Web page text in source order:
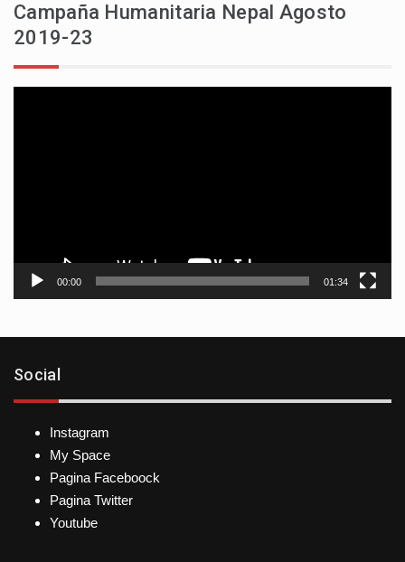
Campaña Humanitaria Nepal Agosto
2019-23
00:00 01:34
Social
Instagram
My Space
Pagina Faceboock
Pagina Twitter
Youtube